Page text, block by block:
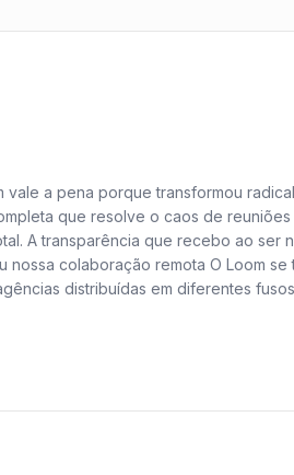
a pena porque transformou
que resolve o caos de
A transparência que recebo ao
colaboração remota O Loom
distribuídas em diferentes
das agências consumissem o
disso, a capacidade de editar os